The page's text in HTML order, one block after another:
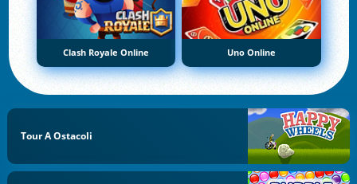
Clash Royale Online Uno Online
Tour A Ostacoli